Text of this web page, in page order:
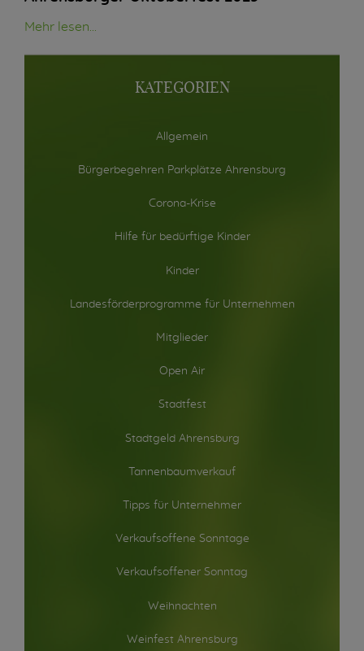
Mehr lesen...
KATEGORIEN
Allgemein
Bürgerbegehren Parkplätze Ahrensburg
Corona-Krise
Hilfe für bedürftige Kinder
Kinder
Landesförderprogramme für Unternehmen
Mitglieder
Open Air
Stadtfest
Stadtgeld Ahrensburg
Tannenbaumverkauf
Tipps für Unternehmer
Verkaufsoffene Sonntage
Verkaufsoffener Sonntag
Weihnachten
Weinfest Ahrensburg